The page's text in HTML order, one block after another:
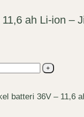
ah Li-ion –
batteri 36V – 11,6